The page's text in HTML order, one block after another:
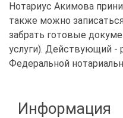
Нотариус Акимова
также можно
забрать готовые
услуги). Действующий -
Федеральной
Информация